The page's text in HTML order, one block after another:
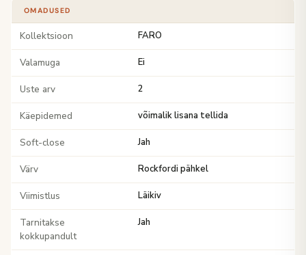
OMADUSED
Kollektsioon FARO
Valamuga Ei
Uste arv 2
Käepidemed võimalik lisana tellida
Soft-close Jah
Värv Rockfordi pähkel
Viimistlus Läikiv
Tarnitakse
kokkupandult
Jah